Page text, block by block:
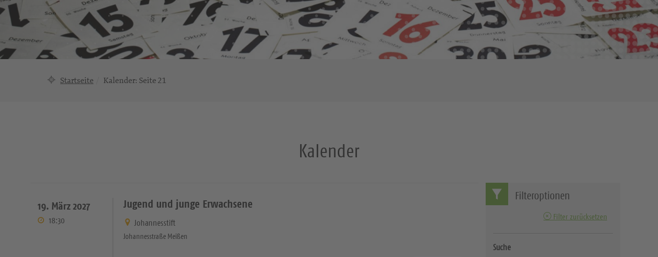
Startseite Kalender: Seite 21
Kalender
19. März 2027
18:30
Jugend und junge Erwachsene
Johannesstift
Johannesstraße Meißen
Filteroptionen
Filter zurücksetzen
Suche